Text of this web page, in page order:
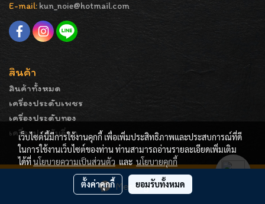
Message Us
E-mail: kun_noie@hotmail.com
สินค้า
สินค้าทั้งหมด
เครื่องประดับเพชร
เครื่องประดับทอง
เครื่องประดับอื่นๆ
COPYRIGHT - ENGNAMHENG | รูปภาพมีลิขสิทธิ์ ห้ามมิให้
ทำการคัดลอกหรือนำไปเผยแพร่ก่อนได้รับอนุญาต
เว็บไซต์นี้มีการใช้งานคุกกี้ เพื่อเพิ่มประสิทธิภาพและประสบการณ์ที่ดี
ในการใช้งานเว็บไซต์ของท่าน ท่านสามารถอ่านรายละเอียดเพิ่มเติม
ได้ที่นโยบายความเป็นส่วนตัว และ นโยบายคุกกี้
ตั้งค่าคุกกี้ ยอมรับทั้งหมด